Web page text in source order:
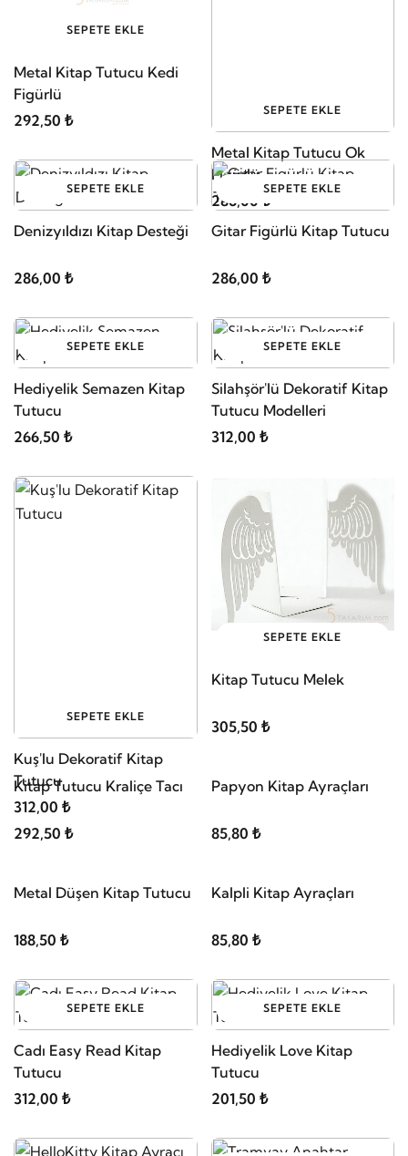
SEPETE EKLE
Metal Kitap Tutucu Kedi
Figürlü
292,50 ₺
SEPETE EKLE
Metal Kitap Tutucu Ok
Figürlü
286,00 ₺
SEPETE EKLE
Denizyıldızı Kitap Desteği
286,00 ₺
SEPETE EKLE
Gitar Figürlü Kitap Tutucu
286,00 ₺
SEPETE EKLE
Hediyelik Semazen Kitap
Tutucu
266,50 ₺
SEPETE EKLE
Silahşör'lü Dekoratif Kitap
Tutucu Modelleri
312,00 ₺
SEPETE EKLE
Kuş'lu Dekoratif Kitap
Tutucu
312,00 ₺
SEPETE EKLE
Kitap Tutucu Melek
305,50 ₺
SEPETE EKLE
Kitap Tutucu Kraliçe Tacı
292,50 ₺
Metal Düşen Kitap Tutucu
188,50 ₺
SEPETE EKLE
Kalpli Kitap Ayraçları
SEPETE EKLE
Cadı Easy Read Kitap
312,00 ₺
SEPETE EKLE
Hediyelik Love Kitap
201,50 ₺